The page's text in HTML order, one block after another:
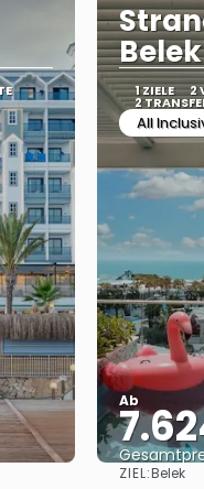
Belek
1 ZIELE 2
2
All
Ab
ZIEL:Belek